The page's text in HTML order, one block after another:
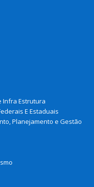
Infra Estrutura
E Estaduais
Planejamento e Gestão